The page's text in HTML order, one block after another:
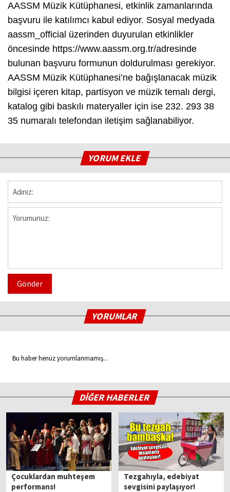
AASSM Müzik Kütüphanesi, etkinlik zamanlarında
başvuru ile katılımcı kabul ediyor. Sosyal medyada
aassm_official üzerinden duyurulan etkinlikler
öncesinde https://www.aassm.org.tr/adresinde
bulunan başvuru formunun doldurulması gerekiyor.
AASSM Müzik Kütüphanesi’ne bağışlanacak müzik
bilgisi içeren kitap, partisyon ve müzik temalı dergi,
katalog gibi baskılı materyaller için ise 232. 293 38
35 numaralı telefondan iletişim sağlanabiliyor.
YORUM EKLE
Gönder
YORUMLAR
Bu haber henüz yorumlanmamış...
DİĞER HABERLER
Çocuklardan muhteşem
performans!
Tezgahıyla, edebiyat
sevgisini paylaşıyor!